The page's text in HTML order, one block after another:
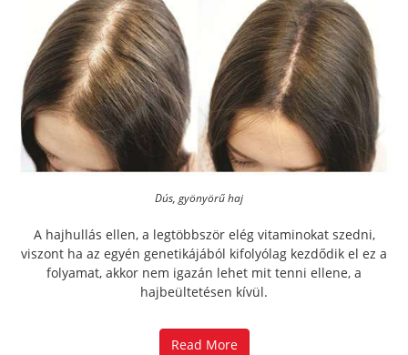
Dús, gyönyörű haj
A hajhullás ellen, a legtöbbször elég vitaminokat szedni,
viszont ha az egyén genetikájából kifolyólag kezdődik el ez a
folyamat, akkor nem igazán lehet mit tenni ellene, a
hajbeültetésen kívül.
Read More